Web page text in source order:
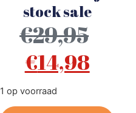
stock sale
€29,95
€14,98
1 op voorraad